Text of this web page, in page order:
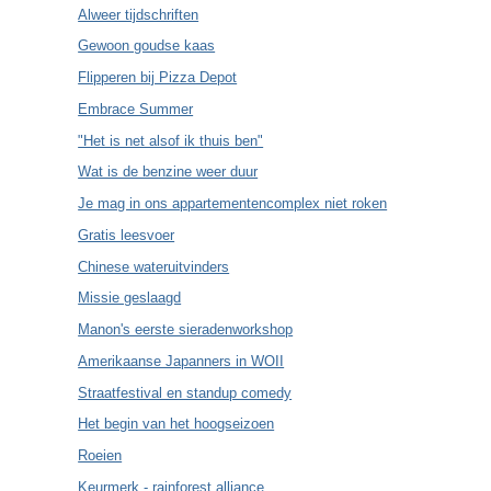
Alweer tijdschriften
Gewoon goudse kaas
Flipperen bij Pizza Depot
Embrace Summer
"Het is net alsof ik thuis ben"
Wat is de benzine weer duur
Je mag in ons appartementencomplex niet roken
Gratis leesvoer
Chinese wateruitvinders
Missie geslaagd
Manon's eerste sieradenworkshop
Amerikaanse Japanners in WOII
Straatfestival en standup comedy
Het begin van het hoogseizoen
Roeien
Keurmerk - rainforest alliance